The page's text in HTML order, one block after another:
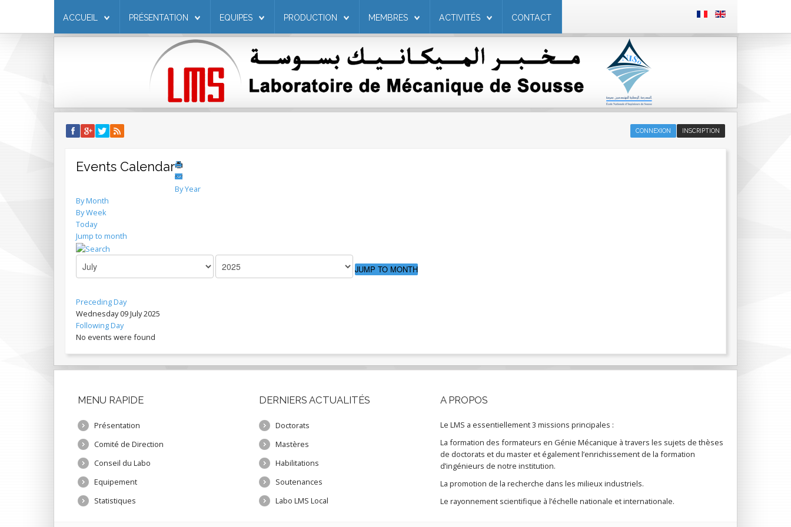
ACCUEIL PRÉSENTATION EQUIPES PRODUCTION MEMBRES ACTIVITÉS CONTACT
INSCRIPTION
CONNEXION
Events Calendar
By Year
By Month
By Week
Today
Jump to month
JUMP TO MONTH
Preceding Day
Wednesday 09 July 2025
Following Day
No events were found
MENU RAPIDE
Présentation
Comité de Direction
Conseil du Labo
Equipement
Statistiques
DERNIERS ACTUALITÉS
Doctorats
Mastères
Habilitations
Soutenances
Labo LMS Local
A PROPOS
Le LMS a essentiellement 3 missions principales :
La formation des formateurs en Génie Mécanique à travers les sujets de thèses
de doctorats et du master et également l’enrichissement de la formation
d’ingénieurs de notre institution.
La promotion de la recherche dans les milieux industriels.
Le rayonnement scientifique à l’échelle nationale et internationale.